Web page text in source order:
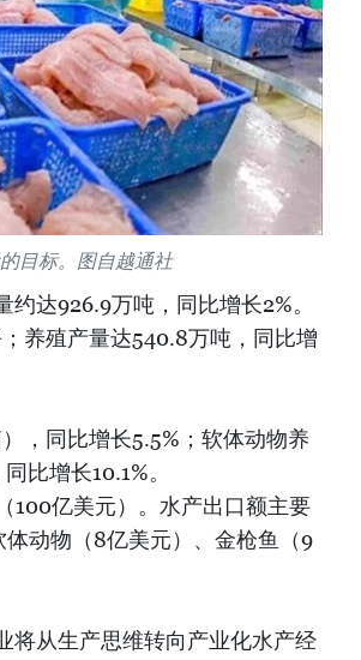
目标。图自越通社
达926.9万吨，同比增长2%。
养殖产量达540.8万吨，同比增
，同比增长5.5%；软体动物养
比增长10.1%。
100亿美元）。水产出口额主要
动物（8亿美元）、金枪鱼（9
将从生产思维转向产业化水产经